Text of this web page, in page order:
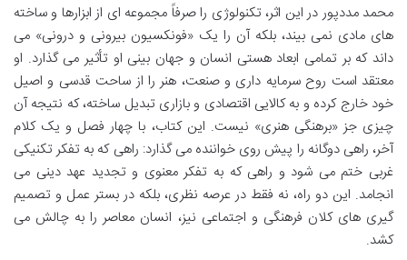
محمد مددپور در این اثر، تکنولوژی را صرفاً مجموعه ای از ابزارها و ساخته
های مادی نمی بیند، بلکه آن را یک «فونکسیون بیرونی و درونی» می
داند که بر تمامی ابعاد هستی انسان و جهان بینی او تأثیر می گذارد. او
معتقد است روح سرمایه داری و صنعت، هنر را از ساحت قدسی و اصیل
خود خارج کرده و به کالایی اقتصادی و بازاری تبدیل ساخته، که نتیجه آن
چیزی جز «برهنگی هنری» نیست. این کتاب، با چهار فصل و یک کلام
آخر، راهی دوگانه را پیش روی خواننده می گذارد: راهی که به تفکر تکنیکی
غربی ختم می شود و راهی که به تفکر معنوی و تجدید عهد دینی می
انجامد. این دو راه، نه فقط در عرصه نظری، بلکه در بستر عمل و تصمیم
گیری های کلان فرهنگی و اجتماعی نیز، انسان معاصر را به چالش می
کشد.